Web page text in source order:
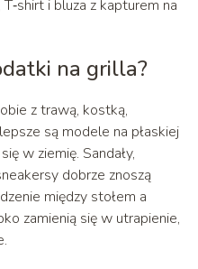
i bluza z kapturem na
na grilla?
z trawą, kostką,
są modele na płaskiej
w ziemię. Sandały,
dobrze znoszą
między stołem a
zamienią się w utrapienie,